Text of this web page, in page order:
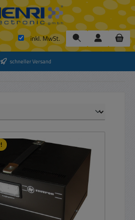
inkl. MwSt.
schneller Versand